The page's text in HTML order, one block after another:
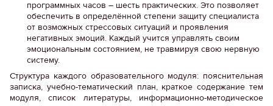
программных часов – шесть практических. Это позволяет
обеспечить в определённой степени защиту специалиста
от возможных стрессовых ситуаций и проявления
негативных эмоций. Каждый учится управлять своим
эмоциональным состоянием, не травмируя свою нервную
систему.
Структура каждого образовательного модуля: пояснительная
записка, учебно-тематический план, краткое содержание тем
модуля, список литературы, информационно-методическое